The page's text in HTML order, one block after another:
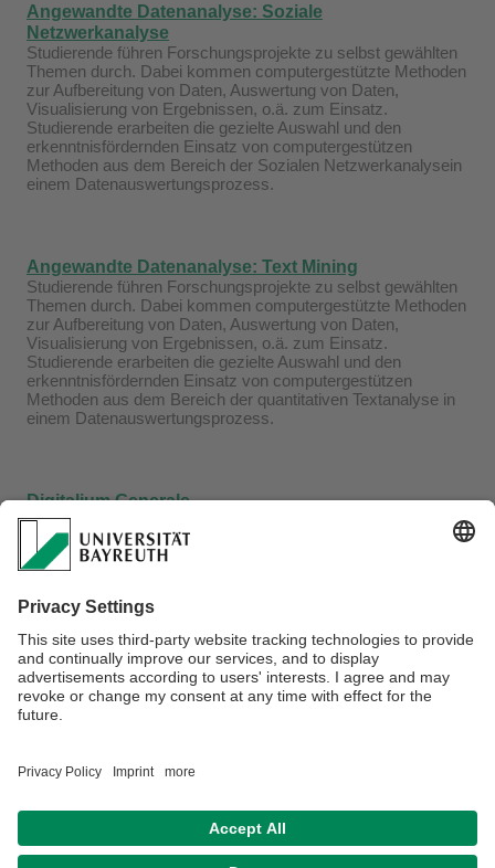
Angewandte Datenanalyse: Soziale
Netzwerkanalyse
Studierende führen Forschungsprojekte zu selbst gewählten
Themen durch. Dabei kommen computergestützte Methoden
zur Aufbereitung von Daten, Auswertung von Daten,
Visualisierung von Ergebnissen, o.ä. zum Einsatz.
Studierende erarbeiten die gezielte Auswahl und den
erkenntnisfördernden Einsatz von computergestützen
Methoden aus dem Bereich der Sozialen Netzwerkanalysein
einem Datenauswertungsprozess.
Angewandte Datenanalyse: Text Mining
Studierende führen Forschungsprojekte zu selbst gewählten
Themen durch. Dabei kommen computergestützte Methoden
zur Aufbereitung von Daten, Auswertung von Daten,
Visualisierung von Ergebnissen, o.ä. zum Einsatz.
Studierende erarbeiten die gezielte Auswahl und den
erkenntnisfördernden Einsatz von computergestützen
Methoden aus dem Bereich der quantitativen Textanalyse in
einem Datenauswertungsprozess.
Digitalium Generale
Hier besteht, in Absprache mit dem Prüfungsausschuss, die
Wahl von beliebigen Modulen aus dem Lehrangebot der
Universität Bayreuth. Alternativ können hier auch
der vhb
wahrgenommen werden. Es ist Rücksprache mit den
Dozierenden der jeweiligen Veranstaltungen zu halten, ob
eine Teilnahme möglich ist. Die Prüfungen in diesem Modul
sind nicht endnotenrelevant.